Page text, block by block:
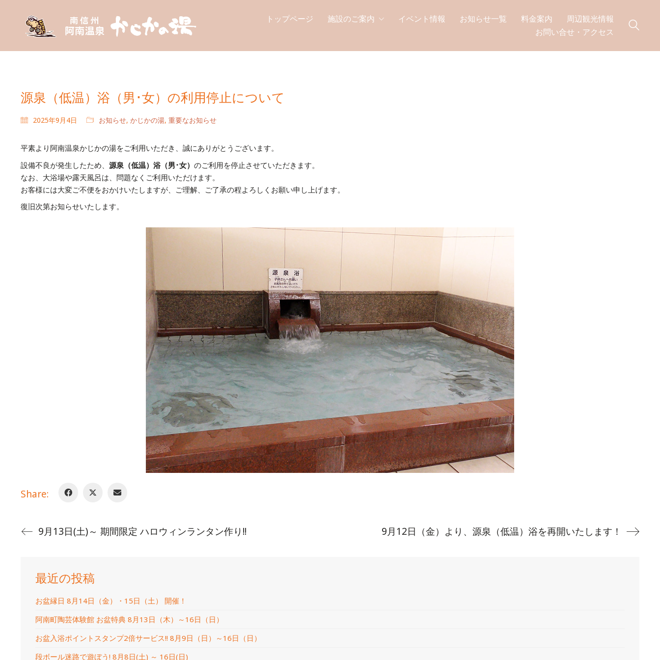
トップページ 施設のご案内 イベント情報 お知らせ一覧 料金案内
周辺観光情報
お問い合せ・アクセス
源泉（低温）浴（男･女）の利用停止について
2025年9月4日 お知らせ, かじかの湯, 重要なお知らせ
平素より阿南温泉かじかの湯をご利用いただき、誠にありがとうございます。
設備不良が発生したため、 源泉（低温）浴（男･女） のご利用を停止させていただきます。
なお、大浴場や露天風呂は、問題なくご利用いただけます。
お客様には大変ご不便をおかけいたしますが、ご理解、ご了承の程よろしくお願い申し上げます。
復旧次第お知らせいたします。
Share:
9月13日(土)～ 期間限定 ハロウィンランタン作り!! 9月12日（金）より、源泉（低温）浴を再開いたします！
最近の投稿
お盆縁日 8月14日（金）・15日（土） 開催！
阿南町陶芸体験館 お盆特典 8月13日（木）～16日（日）
お盆入浴ポイントスタンプ2倍サービス!! 8月9日（日）～16日（日）
段ボール迷路で遊ぼう! 8月8日(土) ～ 16日(日)